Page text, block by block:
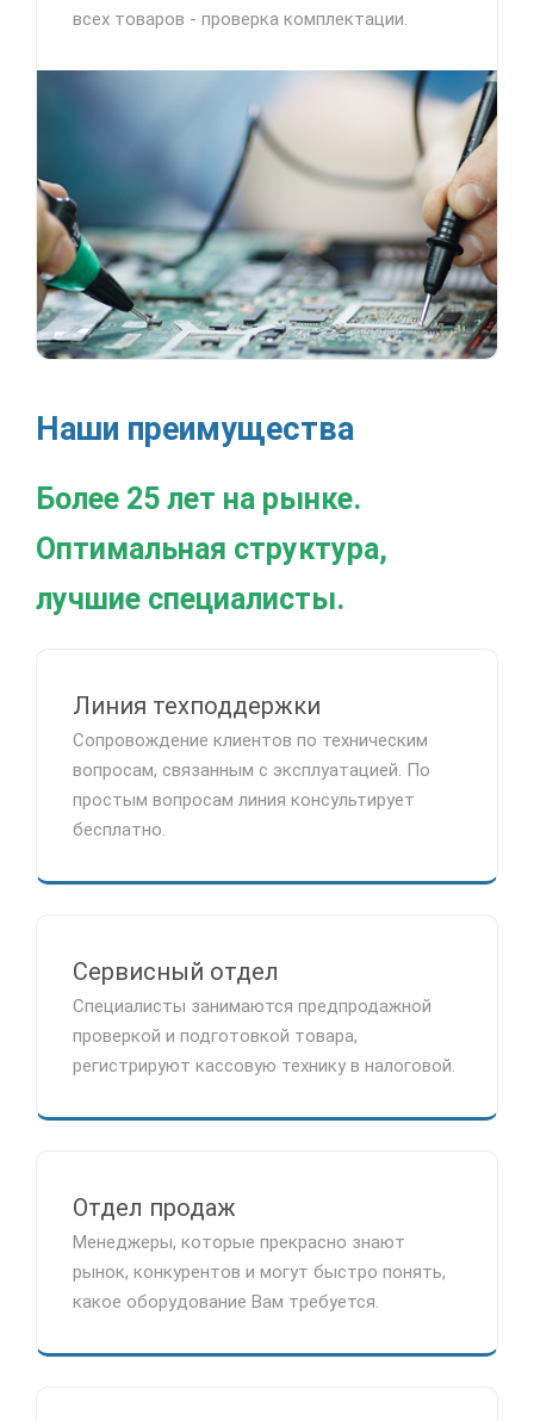
всех товаров - проверка комплектации.
Наши преимущества
Более 25 лет на рынке.
Оптимальная структура,
лучшие специалисты.
Линия техподдержки
Сопровождение клиентов по техническим
вопросам, связанным с эксплуатацией. По
простым вопросам линия консультирует
бесплатно.
Сервисный отдел
Специалисты занимаются предпродажной
проверкой и подготовкой товара,
регистрируют кассовую технику в налоговой.
Отдел продаж
Менеджеры, которые прекрасно знают
рынок, конкурентов и могут быстро понять,
какое оборудование Вам требуется.